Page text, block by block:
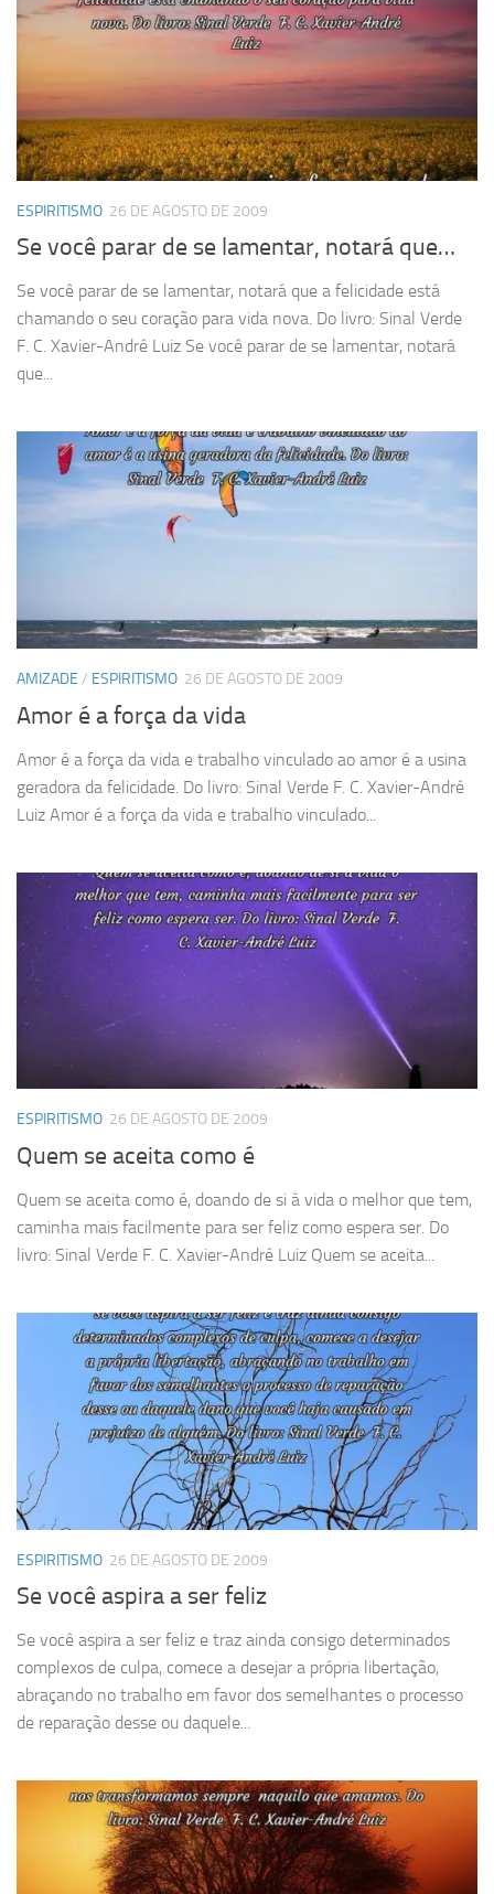
ESPIRITISMO 26 DE AGOSTO DE 2009
Se você parar de se lamentar, notará que…
Se você parar de se lamentar, notará que a felicidade está
chamando o seu coração para vida nova. Do livro: Sinal Verde
F. C. Xavier-André Luiz Se você parar de se lamentar, notará
que...
AMIZADE / ESPIRITISMO 26 DE AGOSTO DE 2009
Amor é a força da vida
Amor é a força da vida e trabalho vinculado ao amor é a usina
geradora da felicidade. Do livro: Sinal Verde F. C. Xavier-André
Luiz Amor é a força da vida e trabalho vinculado...
ESPIRITISMO 26 DE AGOSTO DE 2009
Quem se aceita como é
Quem se aceita como é, doando de si à vida o melhor que tem,
caminha mais facilmente para ser feliz como espera ser. Do
livro: Sinal Verde F. C. Xavier-André Luiz Quem se aceita...
ESPIRITISMO 26 DE AGOSTO DE 2009
Se você aspira a ser feliz
Se você aspira a ser feliz e traz ainda consigo determinados
complexos de culpa, comece a desejar a própria libertação,
abraçando no trabalho em favor dos semelhantes o processo
de reparação desse ou daquele...